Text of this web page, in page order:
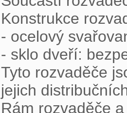
Konstrukce
- ocelový
- sklo dveří:
Tyto rozvaděče
jejich
Rám rozvaděče